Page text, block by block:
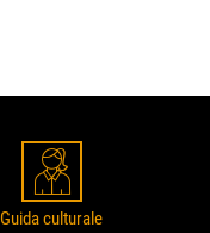
Guida culturale